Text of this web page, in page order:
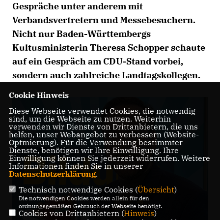
Gespräche unter anderem mit
Verbandsvertretern und Messebesuchern.
Nicht nur Baden-Württembergs
Kultusministerin Theresa Schopper schaute
auf ein Gespräch am CDU-Stand vorbei,
sondern auch zahlreiche Landtagskollegen.
Cookie Hinweis
Diese Webseite verwendet Cookies, die notwendig
sind, um die Webseite zu nutzen. Weiterhin
verwenden wir Dienste von Drittanbietern, die uns
helfen, unser Webangebot zu verbessern (Website-
Optmierung). Für die Verwendung bestimmter
Dienste, benötigen wir Ihre Einwilligung. Ihre
Einwilligung können Sie jederzeit widerrufen. Weitere
Informationen finden Sie in unserer
Datenschutzerklärung.
Technisch notwendige Cookies (Übersicht)
Die notwendigen Cookies werden allein für den
ordnungsgemäßen Gebrauch der Webseite benötigt.
Cookies von Drittanbietern (Hinweis)